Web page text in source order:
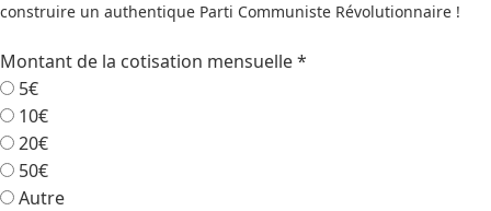
construire un authentique Parti Communiste Révolutionnaire !
Montant de la cotisation mensuelle*
5€
10€
20€
50€
Autre